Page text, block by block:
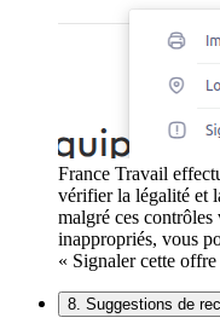
France Travail
vérifier la légalité et
malgré ces contrôles
inappropriés, vous
« Signaler cette offre
8. Suggestions de